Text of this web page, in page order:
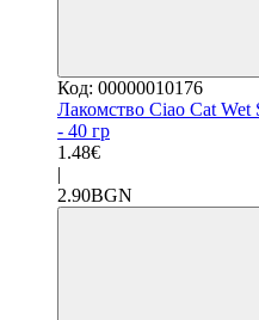
Код: 00000010176
Лакомство Ciao Cat
- 40 гр
1.48€
|
2.90BGN